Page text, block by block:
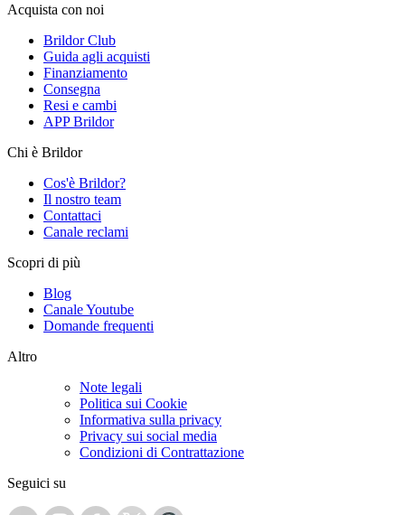
Acquista con noi
Brildor Club
Guida agli acquisti
Finanziamento
Consegna
Resi e cambi
APP Brildor
Chi è Brildor
Cos'è Brildor?
Il nostro team
Contattaci
Canale reclami
Scopri di più
Blog
Canale Youtube
Domande frequenti
Altro
Note legali
Politica sui Cookie
Informativa sulla privacy
Privacy sui social media
Condizioni di Contrattazione
Seguici su